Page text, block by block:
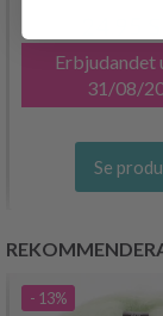
Erbjudandet
31/08/
Se
- 13%